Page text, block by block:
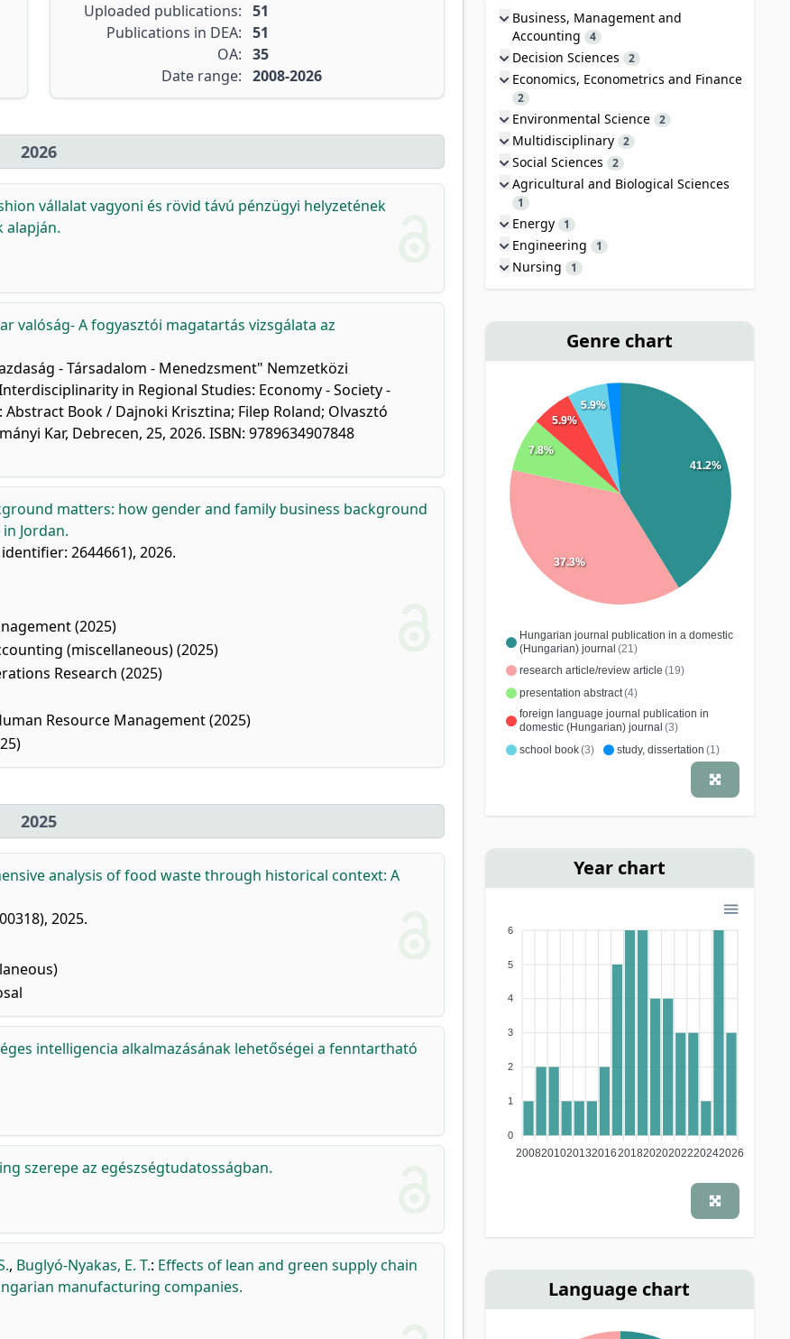
Uploaded publications: 51
Publications in DEA: 51
OA: 35
Date range: 2008-2026
2026
vállalat vagyoni és rövid távú pénzügyi helyzetének
alapján.
valóság- A fogyasztói magatartás vizsgálata az
- Társadalom - Menedzsment" Nemzetközi
in Regional Studies: Economy - Society -
Book / Dajnoki Krisztina; Filep Roland; Olvasztó
Kar, Debrecen, 25, 2026. ISBN: 9789634907848
matters: how gender and family business background
Jordan.
2644661), 2026.
(2025)
(miscellaneous) (2025)
Research (2025)
Resource Management (2025)
2025
analysis of food waste through historical context: A
2025.
intelligencia alkalmazásának lehetőségei a fenntartható
szerepe az egészségtudatosságban.
, Buglyó-Nyakas, E. T.: Effects of lean and green supply chain
manufacturing companies.
Business, Management and
Accounting
4
Decision Sciences 2
Economics, Econometrics and Finance
2
Environmental Science 2
Multidisciplinary 2
Social Sciences 2
Agricultural and Biological Sciences
1
Energy 1
Engineering 1
Nursing 1
Genre chart
Hungarian journal publication in a domestic
(Hungarian) journal (21)
research article/review article (19)
presentation abstract(4)
foreign language journal publication in
domestic (Hungarian) journal (3)
school book(3) study, dissertation (1)
41.2%
37.3%
7.8%
5.9%
5.9%
Year chart
6
5
4
3
2
1
0
200820102013201620182020202220242026
Language chart